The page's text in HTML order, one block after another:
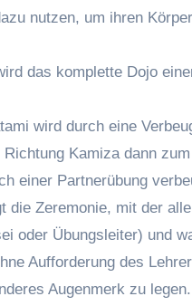
nutzen, um ihren
das komplette Dojo
wird durch eine
Kamiza dann
einer Partnerübung
Zeremonie, mit der
oder Übungsleiter) und
Aufforderung des
Augenmerk zu